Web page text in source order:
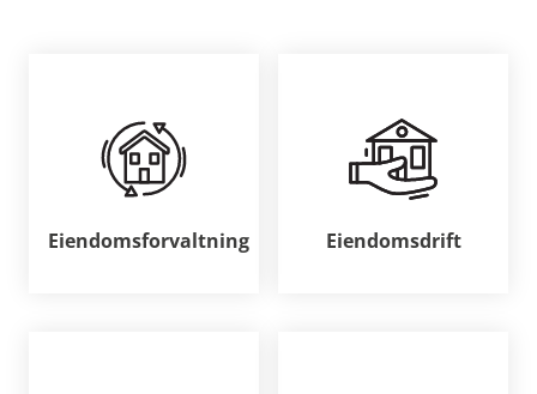
Eiendomsforvaltning Eiendomsdrift